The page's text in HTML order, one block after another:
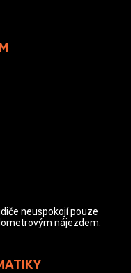
neuspokojí pouze
nájezdem.